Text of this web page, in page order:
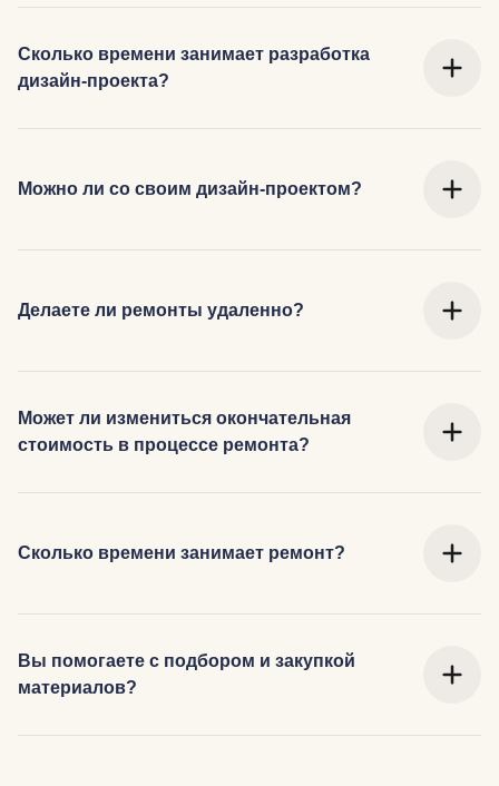
Сколько времени занимает разработка
дизайн-проекта?
Можно ли со своим дизайн-проектом?
Делаете ли ремонты удаленно?
Может ли измениться окончательная
стоимость в процессе ремонта?
Сколько времени занимает ремонт?
Вы помогаете с подбором и закупкой
материалов?